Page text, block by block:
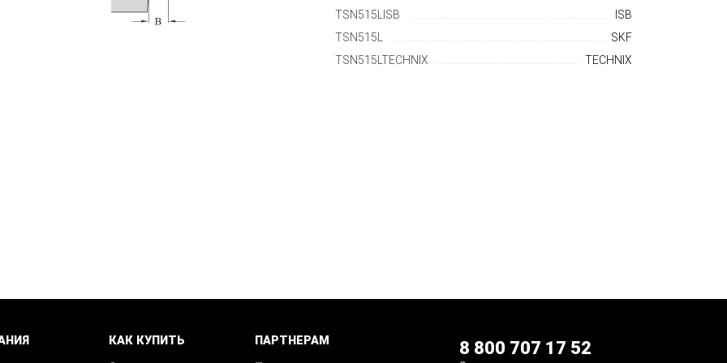
TSN515LISB
ISB
TSN515L
SKF
TSN515LTECHNIX
TECHNIX
КАК КУПИТЬ
ПАРТНЕРАМ
8 800 707 17 52